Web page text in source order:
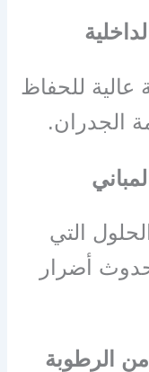
عالية للحفاظ
الجدران.
التي
حدوث أضرار